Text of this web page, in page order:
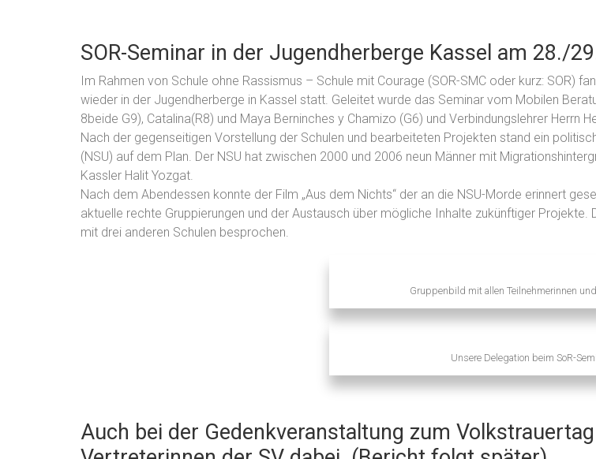
SOR-Seminar in der Jugendherberge Kassel am 28./
Im Rahmen von Schule ohne Rassismus – Schule mit Courage (SOR-SMC oder kurz: SOR)
wieder in der Jugendherberge in Kassel statt. Geleitet wurde das Seminar vom Mobilen
8beide G9), Catalina(R8) und Maya Berninches y Chamizo (G6) und Verbindungslehrer Herrn
Nach der gegenseitigen Vorstellung der Schulen und bearbeiteten Projekten stand ein
(NSU) auf dem Plan. Der NSU hat zwischen 2000 und 2006 neun Männer mit
Kassler Halit Yozgat.
Nach dem Abendessen konnte der Film „Aus dem Nichts“ der an die NSU-Morde erinnert
aktuelle rechte Gruppierungen und der Austausch über mögliche Inhalte zukünftiger
mit drei anderen Schulen besprochen.
Gruppenbild mit allen Teilnehmerinnen
Unsere Delegation beim SoR-
Auch bei der Gedenkveranstaltung zum